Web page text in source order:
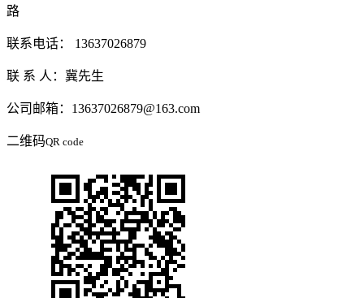
路
联系电话： 13637026879
联 系 人：冀先生
公司邮箱：13637026879@163.com
二维码QR code